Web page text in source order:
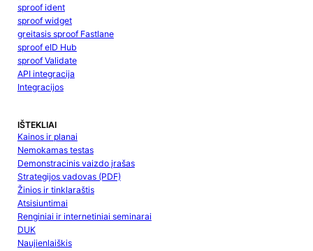
sproof ident
sproof widget
greitasis sproof Fastlane
sproof eID Hub
sproof Validate
API integracija
Integracijos
IŠTEKLIAI
Kainos ir planai
Nemokamas testas
Demonstracinis vaizdo įrašas
Strategijos vadovas (PDF)
Žinios ir tinklaraštis
Atsisiuntimai
Renginiai ir internetiniai seminarai
DUK
Naujienlaiškis